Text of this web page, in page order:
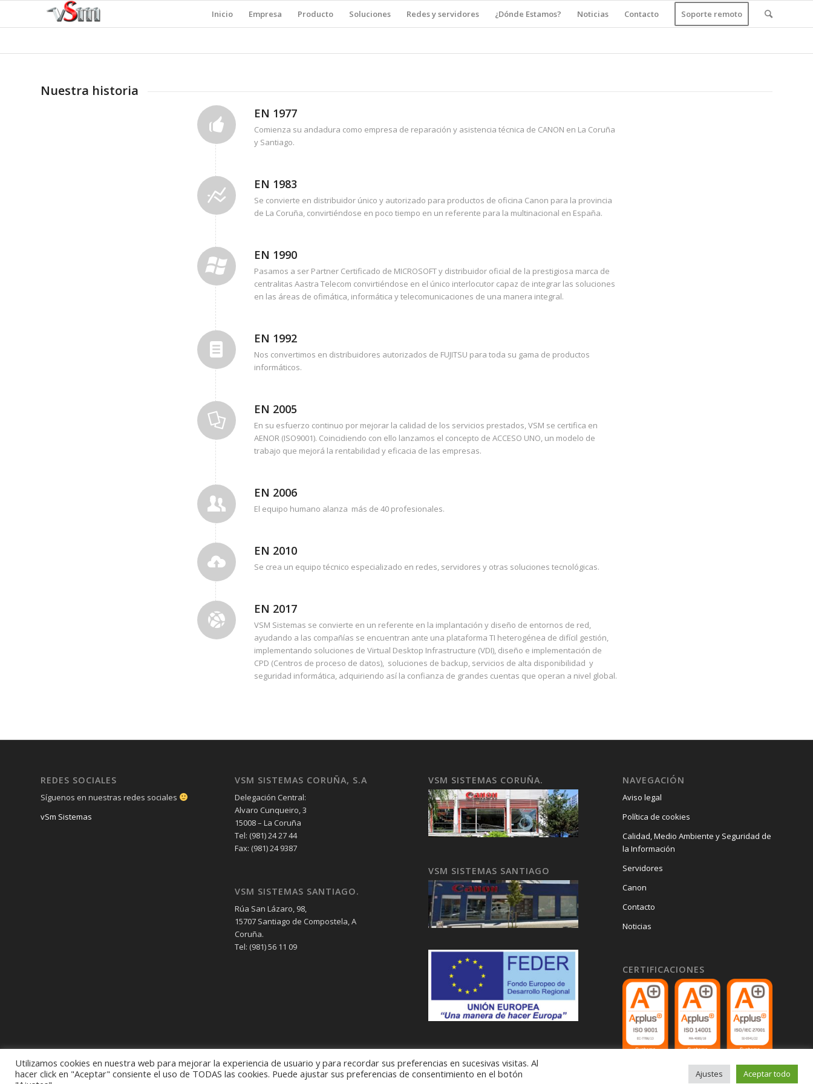
Inicio Empresa Producto Soluciones Redes y servidores ¿Dónde Estamos? Noticias Contacto Soporte remoto
Nuestra historia
EN 1977
Comienza su andadura como empresa de reparación y asistencia técnica de CANON en La Coruña
y Santiago.
EN 1983
Se convierte en distribuidor único y autorizado para productos de oficina Canon para la provincia
de La Coruña, convirtiéndose en poco tiempo en un referente para la multinacional en España.
EN 1990
Pasamos a ser Partner Certificado de MICROSOFT y distribuidor oficial de la prestigiosa marca de
centralitas Aastra Telecom convirtiéndose en el único interlocutor capaz de integrar las soluciones
en las áreas de ofimática, informática y telecomunicaciones de una manera integral.
EN 1992
Nos convertimos en distribuidores autorizados de FUJITSU para toda su gama de productos
informáticos.
EN 2005
En su esfuerzo continuo por mejorar la calidad de los servicios prestados, VSM se certifica en
AENOR (ISO9001). Coincidiendo con ello lanzamos el concepto de ACCESO UNO, un modelo de
trabajo que mejorá la rentabilidad y eficacia de las empresas.
EN 2006
El equipo humano alanza más de 40 profesionales.
EN 2010
Se crea un equipo técnico especializado en redes, servidores y otras soluciones tecnológicas.
EN 2017
VSM Sistemas se convierte en un referente en la implantación y diseño de entornos de red,
ayudando a las compañías se encuentran ante una plataforma TI heterogénea de difícil gestión,
implementando soluciones de Virtual Desktop Infrastructure (VDI), diseño e implementación de
CPD (Centros de proceso de datos), soluciones de backup, servicios de alta disponibilidad y
seguridad informática, adquiriendo así la confianza de grandes cuentas que operan a nivel global.
REDES SOCIALES
Síguenos en nuestras redes sociales
vSm Sistemas
VSM SISTEMAS CORUÑA, S.A
Delegación Central:
Alvaro Cunqueiro, 3
15008 – La Coruña
Tel: (981) 24 27 44
Fax: (981) 24 9387
VSM SISTEMAS SANTIAGO.
Rúa San Lázaro, 98,
15707 Santiago de Compostela, A
Coruña.
Tel: (981) 56 11 09
VSM SISTEMAS CORUÑA.
VSM SISTEMAS SANTIAGO
NAVEGACIÓN
Aviso legal
Política de cookies
Calidad, Medio Ambiente y Seguridad de
la Información
Servidores
Canon
Contacto
Noticias
CERTIFICACIONES
Utilizamos cookies en nuestra web para mejorar la experiencia de usuario y para recordar sus preferencias en sucesivas visitas. Al
hacer click en "Aceptar" consiente el uso de TODAS las cookies. Puede ajustar sus preferencias de consentimiento en el botón
Ajustes Aceptar todo